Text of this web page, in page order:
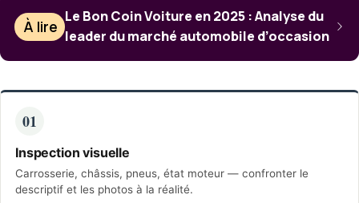
À lire
Le Bon Coin Voiture en 2025 : Analyse du
leader du marché automobile d’occasion
01
Inspection visuelle
Carrosserie, châssis, pneus, état moteur — confronter le
descriptif et les photos à la réalité.